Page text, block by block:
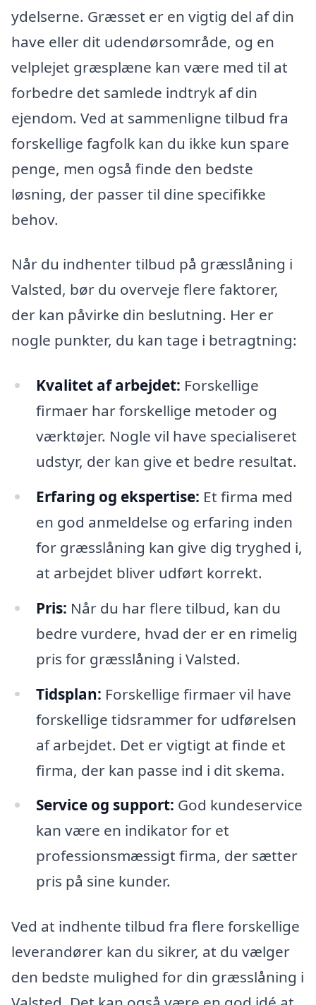
ydelserne. Græsset er en vigtig del af din
have eller dit udendørsområde, og en
velplejet græsplæne kan være med til at
forbedre det samlede indtryk af din
ejendom. Ved at sammenligne tilbud fra
forskellige fagfolk kan du ikke kun spare
penge, men også finde den bedste
løsning, der passer til dine specifikke
behov.
Når du indhenter tilbud på græsslåning i
Valsted, bør du overveje flere faktorer,
der kan påvirke din beslutning. Her er
nogle punkter, du kan tage i betragtning:
Kvalitet af arbejdet: Forskellige
firmaer har forskellige metoder og
værktøjer. Nogle vil have specialiseret
udstyr, der kan give et bedre resultat.
Erfaring og ekspertise: Et firma med
en god anmeldelse og erfaring inden
for græsslåning kan give dig tryghed i,
at arbejdet bliver udført korrekt.
Pris: Når du har flere tilbud, kan du
bedre vurdere, hvad der er en rimelig
pris for græsslåning i Valsted.
Tidsplan: Forskellige firmaer vil have
forskellige tidsrammer for udførelsen
af arbejdet. Det er vigtigt at finde et
firma, der kan passe ind i dit skema.
Service og support: God kundeservice
kan være en indikator for et
professionsmæssigt firma, der sætter
pris på sine kunder.
Ved at indhente tilbud fra flere forskellige
leverandører kan du sikrer, at du vælger
den bedste mulighed for din græsslåning i